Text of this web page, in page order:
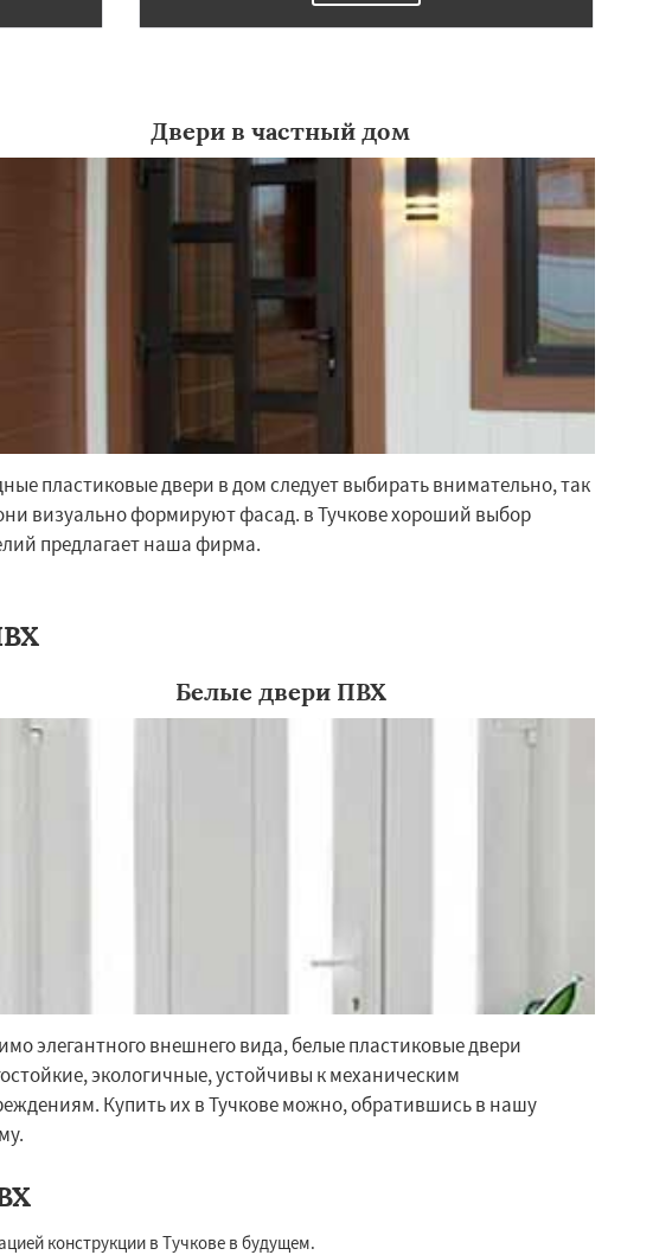
Двери в частный дом
пластиковые двери в дом следует выбирать внимательно, так
визуально формируют фасад. в Тучкове хороший выбор
предлагает наша фирма.
Белые двери ПВХ
элегантного внешнего вида, белые пластиковые двери
экологичные, устойчивы к механическим
Купить их в Тучкове можно, обратившись в нашу
конструкции в Тучкове в будущем.
×